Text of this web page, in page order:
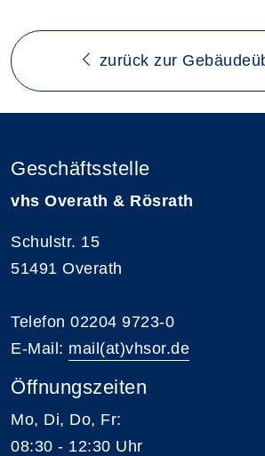
zurück zur
Geschäftsstelle
vhs Overath & Rösrath
Schulstr. 15
51491 Overath
Telefon 02204 9723-0
E-Mail: mail(at)vhsor.de
Öffnungszeiten
Mo, Di, Do, Fr:
08:30 - 12:30 Uhr